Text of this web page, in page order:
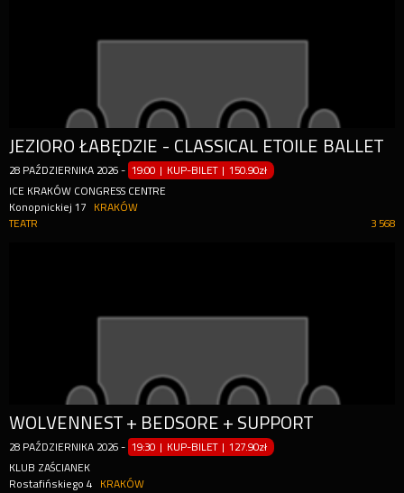
JEZIORO ŁABĘDZIE - CLASSICAL ETOILE BALLET
28 PAŹDZIERNIKA 2026 - 19:00 | KUP-BILET |150.90zł
ICE KRAKÓW CONGRESS CENTRE
Konopnickiej 17
KRAKÓW
3 568
TEATR
WOLVENNEST + BEDSORE + SUPPORT
28 PAŹDZIERNIKA 2026 - 19:30 | KUP-BILET |127.90zł
KLUB ZAŚCIANEK
Rostafińskiego 4
KRAKÓW